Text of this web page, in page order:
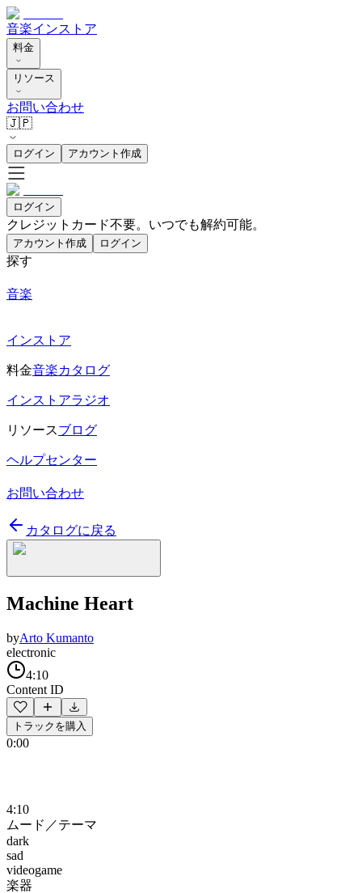
音楽インストア
料金
リソース
お問い合わせ
🇯🇵
ログイン アカウント作成
ログイン
クレジットカード不要。いつでも解約可能。
アカウント作成 ログイン
探す
音楽
インストア
料金音楽カタログ
インストアラジオ
リソースブログ
ヘルプセンター
お問い合わせ
カタログに戻る
Machine Heart
byArto Kumanto
electronic
4:10
Content ID
トラックを購入
0:00
4:10
ムード／テーマ
dark
sad
videogame
楽器